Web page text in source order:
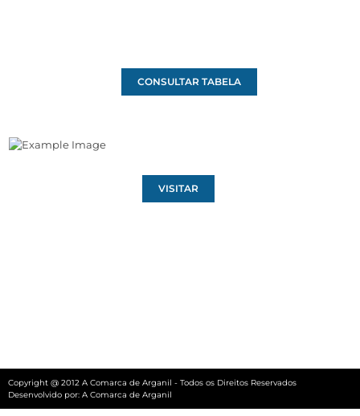
CONSULTAR TABELA
VISITAR
Copyright @ 2012 A Comarca de Arganil - Todos os Direitos Reservados
Desenvolvido por: A Comarca de Arganil